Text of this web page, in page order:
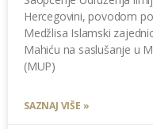
Hercegovini, povodom
Medžlisa Islamski
Mahiću na saslušanje u
(MUP)
SAZNAJ VIŠE »